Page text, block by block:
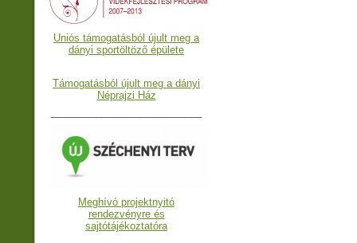
Uniós támogatásból újult meg a
dányi sportöltöző épülete
Támogatásból újult meg a dányi
Néprajzi Ház
Meghívó projektnyitó
rendezvényre és
sajtótájékoztatóra